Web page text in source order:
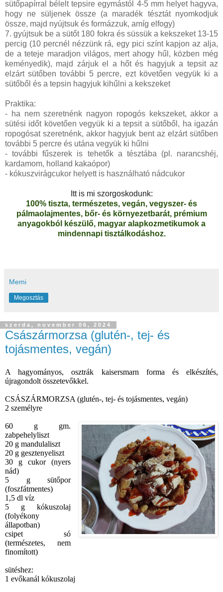
sütőpapírral bélelt tepsire egymástól 4-5 mm helyet hagyva,
hogy ne süljenek össze (a maradék tésztát nyomkodjuk
össze, majd nyújtsuk és formázzuk, amíg elfogy)
7. gyújtsuk be a sütőt 180 fokra és süssük a kekszeket 13-15
percig (10 percnél nézzünk rá, egy pici színt kapjon az alja,
de a teteje maradjon világos, mert ahogy hűl, közben még
keményedik), majd zárjuk el a hőt és hagyjuk a tepsit az
elzárt sütőben további 5 percre, ezt követően vegyük ki a
sütőből és a tepsin hagyjuk kihűlni a kekszeket
Praktika:
- ha nem szeretnénk nagyon ropogós kekszeket, akkor a
sütési időt követően vegyük ki a tepsit a sütőből, ha igazán
ropogósat szeretnénk, akkor hagyjuk bent az elzárt sütőben
további 5 percre és utána vegyük ki hűlni
- további fűszerek is tehetők a tésztába (pl. narancshéj,
kardamom, holland kakaópor)
- kókuszvirágcukor helyett is használható nádcukor
Itt is mi szorgoskodunk:
100% tiszta, természetes, vegán, vegyszer- és
pálmaolajmentes, bőr- és környezetbarát, prémium
anyagokból készülő, magyar alapkozmetikumok a
mindennapi tisztálkodáshoz.
Memi
Megosztás
szerda, november 06, 2024
Császármorzsa (glutén-, tej- és
tojásmentes, vegán)
A hagyományos, osztrák kaisersmarn forma és elkészítés,
újragondolt összetevőkkel.
CSÁSZÁRMORZSA (glutén-, tej- és tojásmentes, vegán)
2 személyre
60 g gm.
zabpehelyliszt
20 g mandulaliszt
20 g gesztenyeliszt
30 g cukor (nyers
nád)
5 g sütőpor
(foszfátmentes)
1,5 dl víz
5 g kókuszolaj
(folyékony
állapotban)
csipet só
(természetes, nem
finomított)
sütéshez:
1 evőkanál kókuszolaj